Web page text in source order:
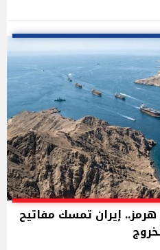
إيران تمسك مفاتيح